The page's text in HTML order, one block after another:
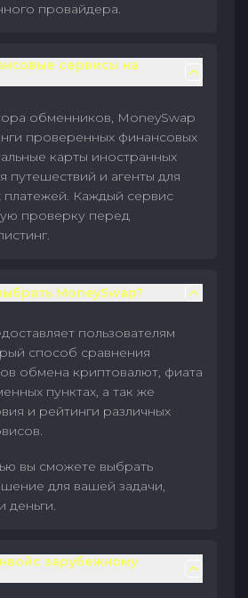
провайдера.
сервисы на
обменников, MoneySwap
проверенных финансовых
карты иностранных
путешествий и агенты для
Каждый сервис
проверку перед
MoneySwap?
пользователям
способ сравнения
обмена криптовалют, фиата
пунктах, а так же
и рейтинги различных
вы сможете выбрать
для вашей задачи,
деньги.
зарубежному